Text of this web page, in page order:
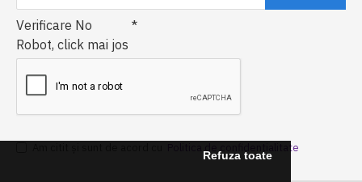
Refuza toate
Verificare No
Robot, click mai jos
Politica de confidentialitate